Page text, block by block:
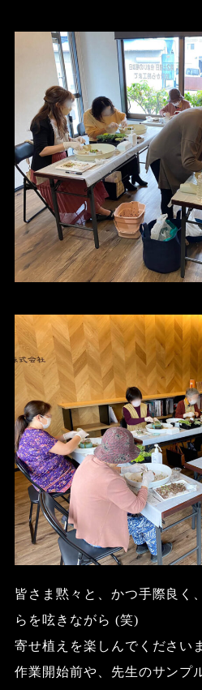
皆さま黙々と、かつ手際良く
らを呟きながら (笑)
寄せ植えを楽しんでください
作業開始前や、先生のサンプ